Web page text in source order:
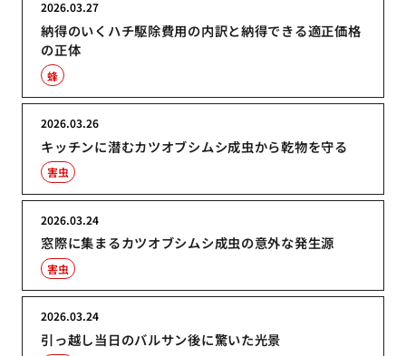
納得のいくハチ駆除費用の内訳と納得できる適正価格
の正体
2026.03.27
蜂
キッチンに潜むカツオブシムシ成虫から乾物を守る
2026.03.26
害虫
窓際に集まるカツオブシムシ成虫の意外な発生源
2026.03.24
害虫
引っ越し当日のバルサン後に驚いた光景
2026.03.24